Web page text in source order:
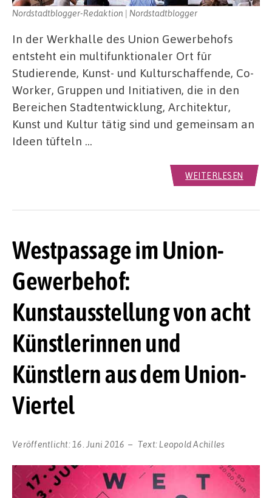
Nordstadtblogger-Redaktion | Nordstadtblogger
In der Werkhalle des Union Gewerbehofs
entsteht ein multifunktionaler Ort für
Studierende, Kunst- und Kulturschaffende, Co-
Worker, Gruppen und Initiativen, die in den
Bereichen Stadtentwicklung, Architektur,
Kunst und Kultur tätig sind und gemeinsam an
Ideen tüfteln …
WEITERLESEN
Westpassage im Union-
Gewerbehof:
Kunstausstellung von acht
Künstlerinnen und
Künstlern aus dem Union-
Viertel
Veröffentlicht: 16. Juni 2016 Text:Leopold Achilles